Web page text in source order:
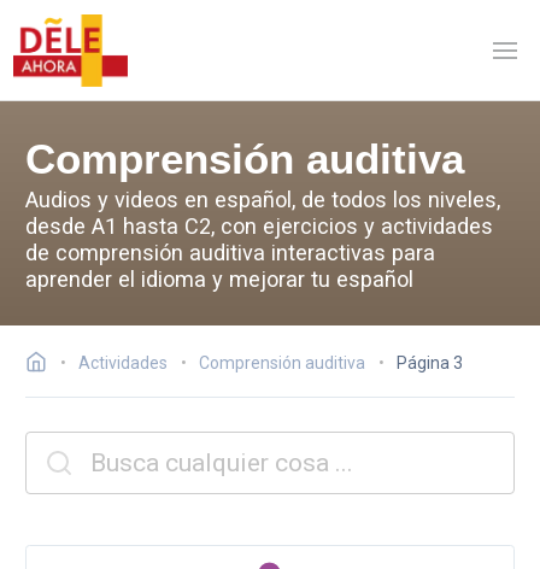
Comprensión auditiva
Audios y videos en español, de todos los niveles,
desde A1 hasta C2, con ejercicios y actividades
de comprensión auditiva interactivas para
aprender el idioma y mejorar tu español
Actividades Comprensión auditiva Página 3